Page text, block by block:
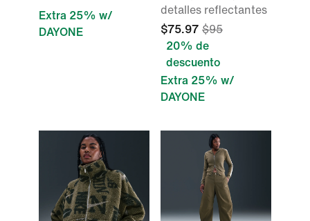
Extra 25% w/
DAYONE
detalles reflectantes
$75.97 $95
20% de
descuento
Extra 25% w/
DAYONE